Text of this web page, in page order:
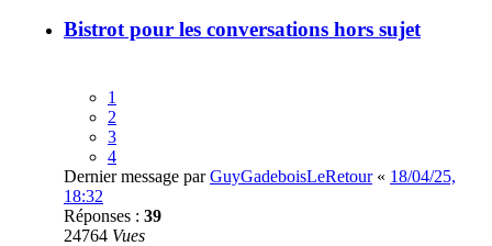
Bistrot pour les conversations hors sujet
1
2
3
4
Dernier message parGuyGadeboisLeRetour« 18/04/25,
18:32
Réponses : 39
24764 Vues